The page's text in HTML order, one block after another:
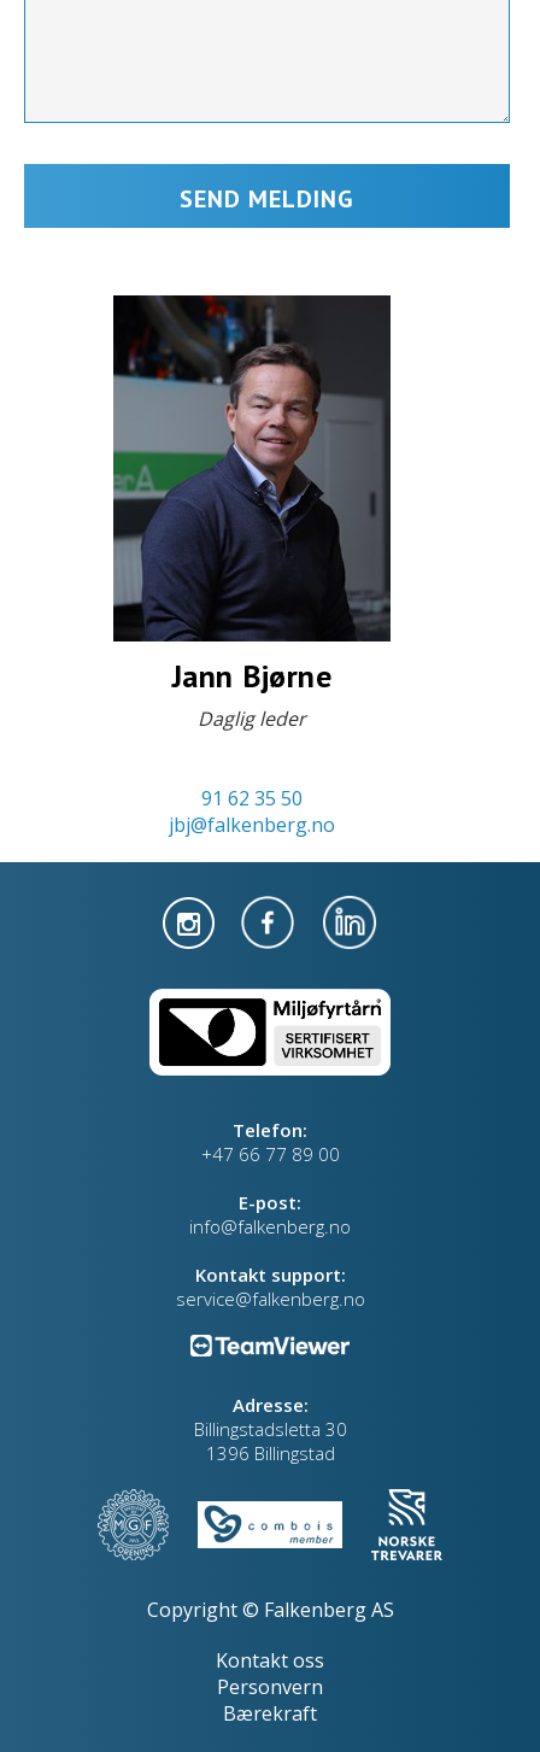
Jann Bjørne
Daglig leder
91 62 35 50
jbj@falkenberg.no
Telefon:
+47 66 77 89 00
E-post:
info@falkenberg.no
Kontakt support:
service@falkenberg.no
Adresse:
Billingstadsletta 30
1396 Billingstad
Copyright © Falkenberg AS
Kontakt oss
Personvern
Bærekraft